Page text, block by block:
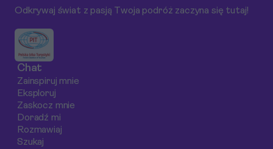
jakie atrakcje czekają
na Ciebie w tej
bajecznej części
Tajlandii.
szczegółowe
sangria. Dowiedz
Odkrywaj świat z pasją Twoja podróż zaczyna się tutaj!
Chat
Zainspiruj mnie
Eksploruj
Zaskocz mnie
Doradź mi
Rozmawiaj
Szukaj